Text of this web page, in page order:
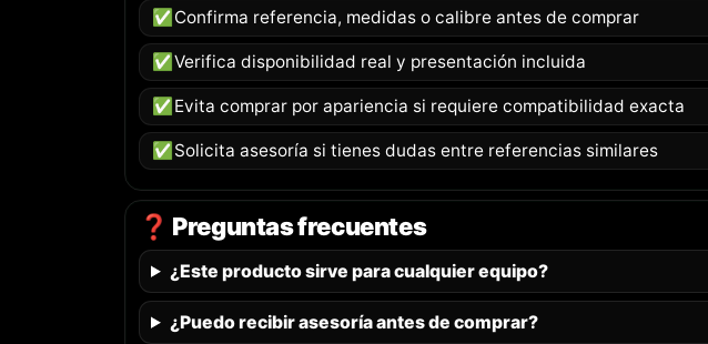
✅ Confirma referencia, medidas o calibre antes de comprar
✅Verifica disponibilidad real y presentación incluida
✅ Evita comprar por apariencia si requiere compatibilidad exacta
✅ Solicita asesoría si tienes dudas entre referencias similares
❓ Preguntas frecuentes
¿Este producto sirve para cualquier equipo?
¿Puedo recibir asesoría antes de comprar?